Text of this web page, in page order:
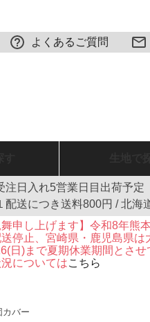
よくあるご質問
注日入れ5営業日目出荷予定
配送につき送料800円 / 北海
舞申し上げます】令和8年熊
停止、宮崎県・鹿児島県は
日)まで夏期休業期間とさせ
についてはこちら
カバー